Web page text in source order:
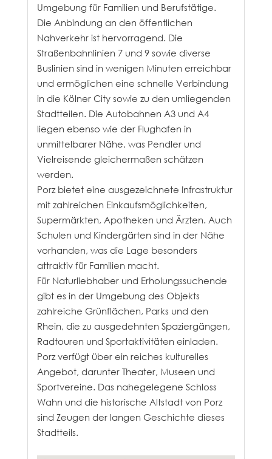
Umgebung für Familien und Berufstätige.
Die Anbindung an den öffentlichen
Nahverkehr ist hervorragend. Die
Straßenbahnlinien 7 und 9 sowie diverse
Buslinien sind in wenigen Minuten erreichbar
und ermöglichen eine schnelle Verbindung
in die Kölner City sowie zu den umliegenden
Stadtteilen. Die Autobahnen A3 und A4
liegen ebenso wie der Flughafen in
unmittelbarer Nähe, was Pendler und
Vielreisende gleichermaßen schätzen
werden.
Porz bietet eine ausgezeichnete Infrastruktur
mit zahlreichen Einkaufsmöglichkeiten,
Supermärkten, Apotheken und Ärzten. Auch
Schulen und Kindergärten sind in der Nähe
vorhanden, was die Lage besonders
attraktiv für Familien macht.
Für Naturliebhaber und Erholungssuchende
gibt es in der Umgebung des Objekts
zahlreiche Grünflächen, Parks und den
Rhein, die zu ausgedehnten Spaziergängen,
Radtouren und Sportaktivitäten einladen.
Porz verfügt über ein reiches kulturelles
Angebot, darunter Theater, Museen und
Sportvereine. Das nahegelegene Schloss
Wahn und die historische Altstadt von Porz
sind Zeugen der langen Geschichte dieses
Stadtteils.